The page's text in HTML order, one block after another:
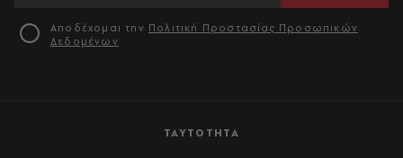
ΤΑΥΤΟΤΗΤΑ
Αποδέχομαι την Πολιτική Προστασίας Προσωπικών
Δεδομένων